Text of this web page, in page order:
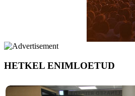
HETKEL ENIMLOETUD